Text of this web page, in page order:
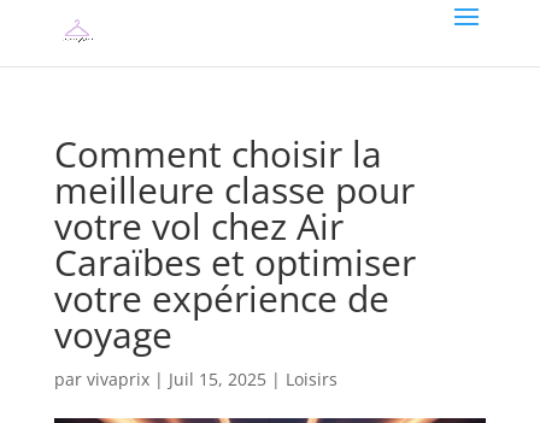
Comment choisir la
meilleure classe pour
votre vol chez Air
Caraïbes et optimiser
votre expérience de
voyage
par vivaprix| Juil 15, 2025| Loisirs